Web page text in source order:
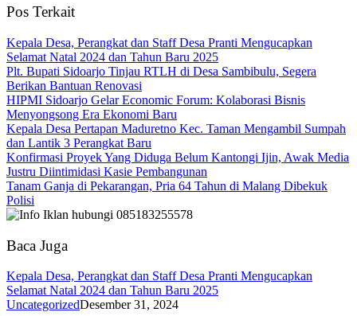
Pos Terkait
Kepala Desa, Perangkat dan Staff Desa Pranti Mengucapkan
Selamat Natal 2024 dan Tahun Baru 2025
Plt. Bupati Sidoarjo Tinjau RTLH di Desa Sambibulu, Segera
Berikan Bantuan Renovasi
HIPMI Sidoarjo Gelar Economic Forum: Kolaborasi Bisnis
Menyongsong Era Ekonomi Baru
Kepala Desa Pertapan Maduretno Kec. Taman Mengambil Sumpah
dan Lantik 3 Perangkat Baru
Konfirmasi Proyek Yang Diduga Belum Kantongi Ijin, Awak Media
Justru Diintimidasi Kasie Pembangunan
Tanam Ganja di Pekarangan, Pria 64 Tahun di Malang Dibekuk
Polisi
Baca Juga
Kepala Desa, Perangkat dan Staff Desa Pranti Mengucapkan
Selamat Natal 2024 dan Tahun Baru 2025
UncategorizedDesember 31, 2024